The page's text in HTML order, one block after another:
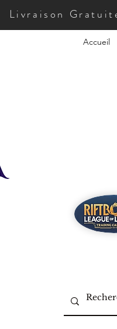
Livraison
Accueil